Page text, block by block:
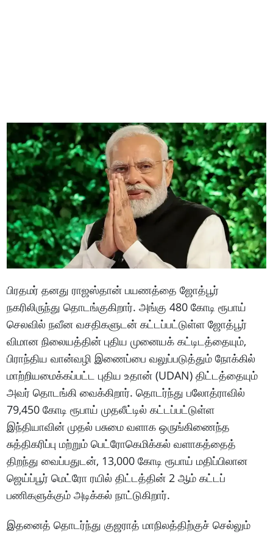
பிரதமர் தனது ராஜஸ்தான் பயணத்தை ஜோத்பூர்
நகரிலிருந்து தொடங்குகிறார். அங்கு 480 கோடி ரூபாய்
செலவில் நவீன வசதிகளுடன் கட்டப்பட்டுள்ள ஜோத்பூர்
விமான நிலையத்தின் புதிய முனையக் கட்டிடத்தையும்,
பிராந்திய வான்வழி இணைப்பை வலுப்படுத்தும் நோக்கில்
மாற்றியமைக்கப்பட்ட புதிய உதான் (UDAN) திட்டத்தையும்
அவர் தொடங்கி வைக்கிறார். தொடர்ந்து பலோத்ராவில்
79,450 கோடி ரூபாய் முதலீட்டில் கட்டப்பட்டுள்ள
இந்தியாவின் முதல் பசுமை வளாக ஒருங்கிணைந்த
சுத்திகரிப்பு மற்றும் பெட்ரோகெமிக்கல் வளாகத்தைத்
திறந்து வைப்பதுடன், 13,000 கோடி ரூபாய் மதிப்பிலான
ஜெய்ப்பூர் மெட்ரோ ரயில் திட்டத்தின் 2 ஆம் கட்டப்
பணிகளுக்கும் அடிக்கல் நாட்டுகிறார்.
இதனைத் தொடர்ந்து குஜராத் மாநிலத்திற்குச் செல்லும்